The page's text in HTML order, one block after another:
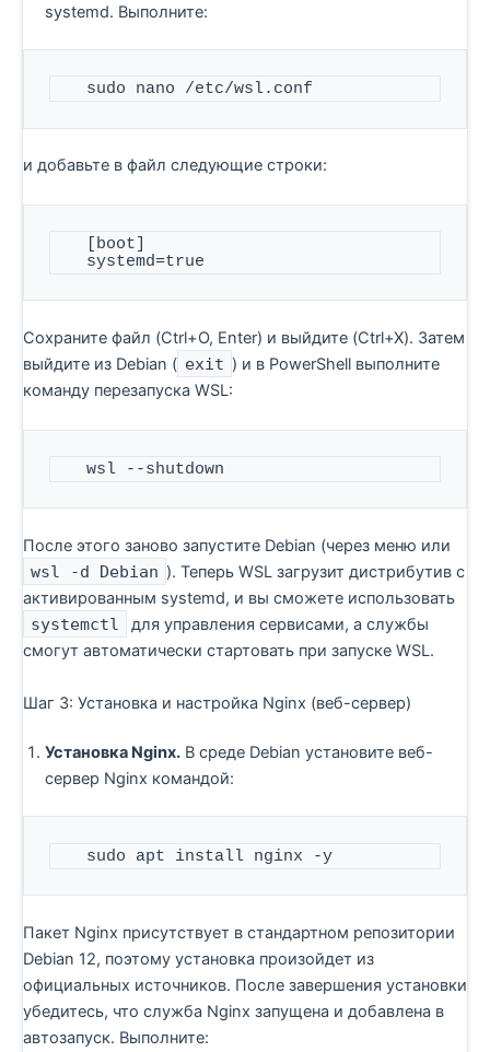
systemd. Выполните:
   sudo nano /etc/wsl.conf
и добавьте в файл следующие строки:
   systemd=true
Сохраните файл (Ctrl+O, Enter) и выйдите (Ctrl+X). Затем
выйдите из Debian ( exit ) и в PowerShell выполните
команду перезапуска WSL:
   wsl --shutdown
После этого заново запустите Debian (через меню или
wsl -d Debian ). Теперь WSL загрузит дистрибутив с
активированным systemd, и вы сможете использовать
systemctl
для управления сервисами, а службы
смогут автоматически стартовать при запуске WSL.
Шаг 3: Установка и настройка Nginx (веб-сервер)
Установка Nginx. В среде Debian установите веб-
сервер Nginx командой:
   sudo apt install nginx -y
Пакет Nginx присутствует в стандартном репозитории
Debian 12, поэтому установка произойдет из
официальных источников. После завершения установки
убедитесь, что служба Nginx запущена и добавлена в
автозапуск. Выполните: